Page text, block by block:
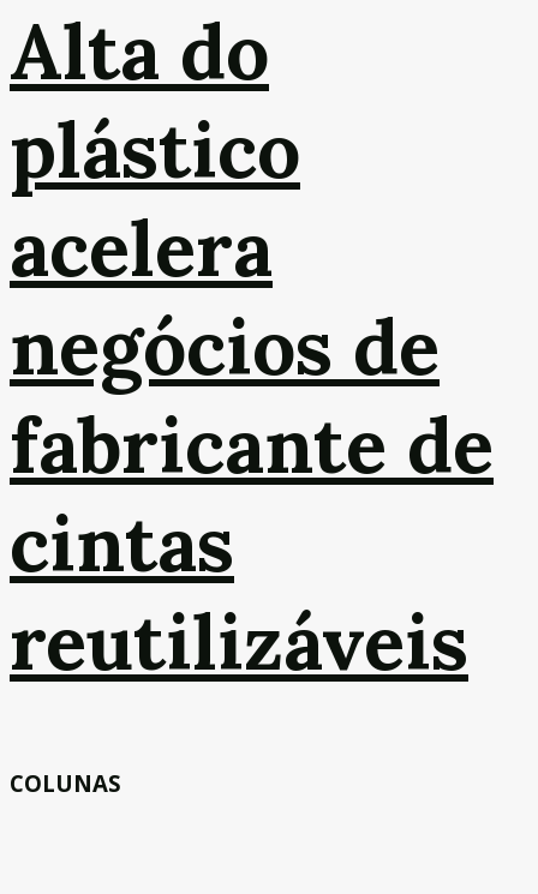
Alta do
plástico
acelera
negócios de
fabricante de
cintas
reutilizáveis
COLUNAS